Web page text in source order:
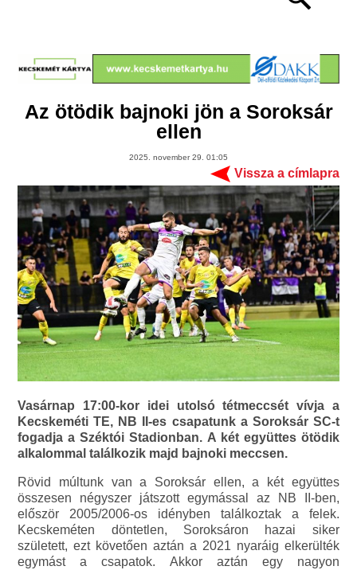
Az ötödik bajnoki jön a Soroksár
ellen
2025. november 29. 01:05
Vissza a címlapra
Vasárnap 17:00-kor idei utolsó tétmeccsét vívja a
Kecskeméti TE, NB II-es csapatunk a Soroksár SC-t
fogadja a Széktói Stadionban. A két együttes ötödik
alkalommal találkozik majd bajnoki meccsen.
Rövid múltunk van a Soroksár ellen, a két együttes
összesen négyszer játszott egymással az NB II-ben,
először 2005/2006-os idényben találkoztak a felek.
Kecskeméten döntetlen, Soroksáron hazai siker
született, ezt követően aztán a 2021 nyaráig elkerülték
egymást a csapatok. Akkor aztán egy nagyon